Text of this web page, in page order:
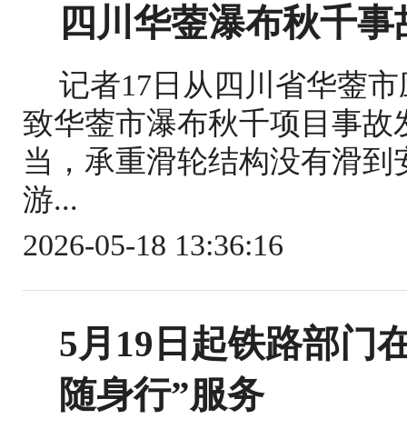
四川华蓥瀑布秋千
记者17日从四川省华蓥
致华蓥市瀑布秋千项目事
当，承重滑轮结构没有滑
游...
2026-05-18 13:36:16
5月19日起铁路部门
随身行”服务